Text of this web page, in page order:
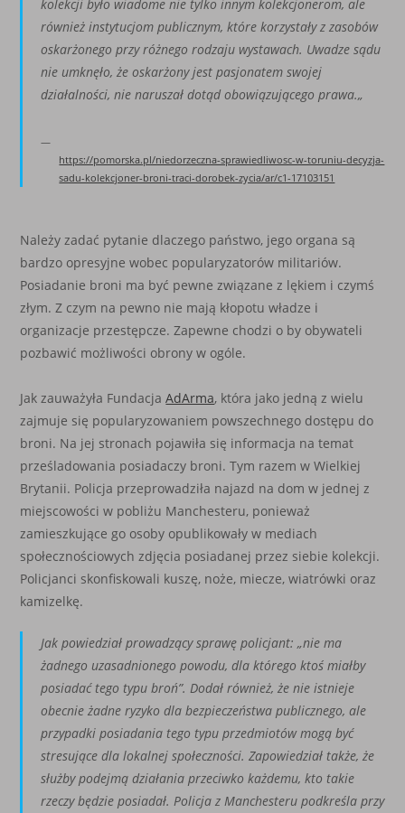
kolekcji było wiadome nie tylko innym kolekcjonerom, ale
również instytucjom publicznym, które korzystały z zasobów
oskarżonego przy różnego rodzaju wystawach. Uwadze sądu
nie umknęło, że oskarżony jest pasjonatem swojej
działalności, nie naruszał dotąd obowiązującego prawa.„
https://pomorska.pl/niedorzeczna-sprawiedliwosc-w-toruniu-decyzja-
sadu-kolekcjoner-broni-traci-dorobek-zycia/ar/c1-17103151
Należy zadać pytanie dlaczego państwo, jego organa są
bardzo opresyjne wobec popularyzatorów militariów.
Posiadanie broni ma być pewne związane z lękiem i czymś
złym. Z czym na pewno nie mają kłopotu władze i
organizacje przestępcze. Zapewne chodzi o by obywateli
pozbawić możliwości obrony w ogóle.
Jak zauważyła FundacjaAdArma, która jako jedną z wielu
zajmuje się popularyzowaniem powszechnego dostępu do
broni. Na jej stronach pojawiła się informacja na temat
prześladowania posiadaczy broni. Tym razem w Wielkiej
Brytanii. Policja przeprowadziła najazd na dom w jednej z
miejscowości w pobliżu Manchesteru, ponieważ
zamieszkujące go osoby opublikowały w mediach
społecznościowych zdjęcia posiadanej przez siebie kolekcji.
Policjanci skonﬁskowali kuszę, noże, miecze, wiatrówki oraz
kamizelkę.
Jak powiedział prowadzący sprawę policjant: „nie ma
żadnego uzasadnionego powodu, dla którego ktoś miałby
posiadać tego typu broń”. Dodał również, że nie istnieje
obecnie żadne ryzyko dla bezpieczeństwa publicznego, ale
przypadki posiadania tego typu przedmiotów mogą być
stresujące dla lokalnej społeczności. Zapowiedział także, że
służby podejmą działania przeciwko każdemu, kto takie
rzeczy będzie posiadał. Policja z Manchesteru podkreśla przy